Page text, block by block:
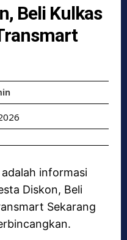
Beli Kulkas
informasi
Diskon, Beli
Sekarang